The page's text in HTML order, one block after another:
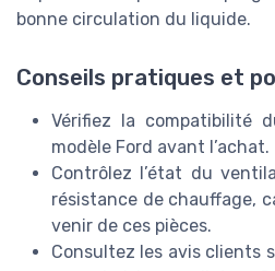
bonne circulation du liquide.
Conseils pratiques et
Vérifiez la compatibilité
modèle Ford avant l’achat.
Contrôlez l’état du
résistance de chauffage,
venir de ces pièces.
Consultez les avis clients